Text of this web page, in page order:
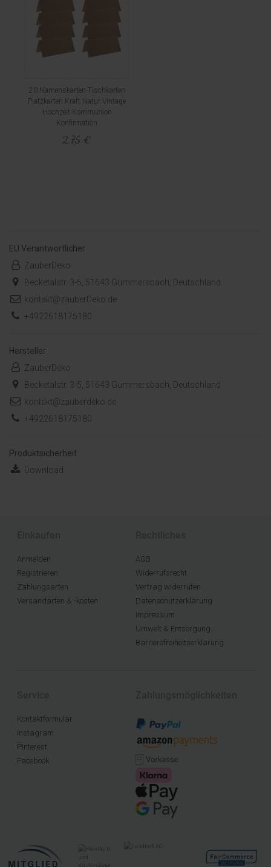
20 Namenskarten Tischkarten
Platzkarten Kraft Natur Vintage
Hochzeit Kommunion
Konfirmation
2,75 €
EU Verantwortlicher
ZauberDeko
Becketalstr. 3-5, 51643 Gummersbach, Deutschland
kontakt@zauberDeko.de
+4922618175180
Hersteller
ZauberDeko
Becketalstr. 3-5, 51643 Gummersbach, Deutschland
kontakt@zauberdeko.de
+4922618175180
Produktsicherheit
Download
Anmelden
Registrieren
Zahlungsarten
Versandarten & -kosten
AGB
Widerrufsrecht
Vertrag widerrufen
Datenschutzerklärung
Impressum
Umwelt & Entsorgung
Barrierefreiheitserklärung
Kontaktformular
Instagram
Pinterest
Facebook